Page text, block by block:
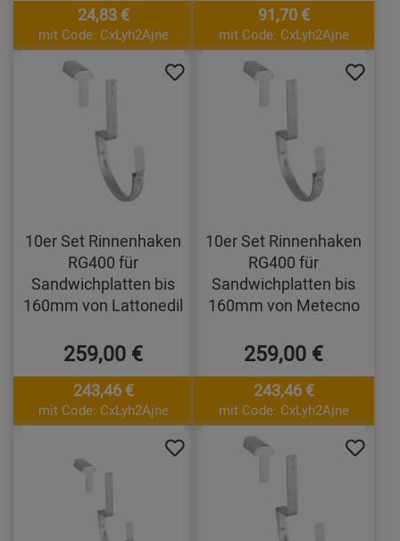
24,83 €
mit Code: CxLyh2Ajne
91,70 €
mit Code: CxLyh2Ajne
10er Set Rinnenhaken
RG400 für
Sandwichplatten bis
160mm von Lattonedil
259,00 €
243,46 €
mit Code: CxLyh2Ajne
10er Set Rinnenhaken
RG400 für
Sandwichplatten bis
160mm von Metecno
259,00 €
243,46 €
mit Code: CxLyh2Ajne